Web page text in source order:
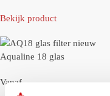
Bekijk product
Aqualine 18 glas
Vanaf